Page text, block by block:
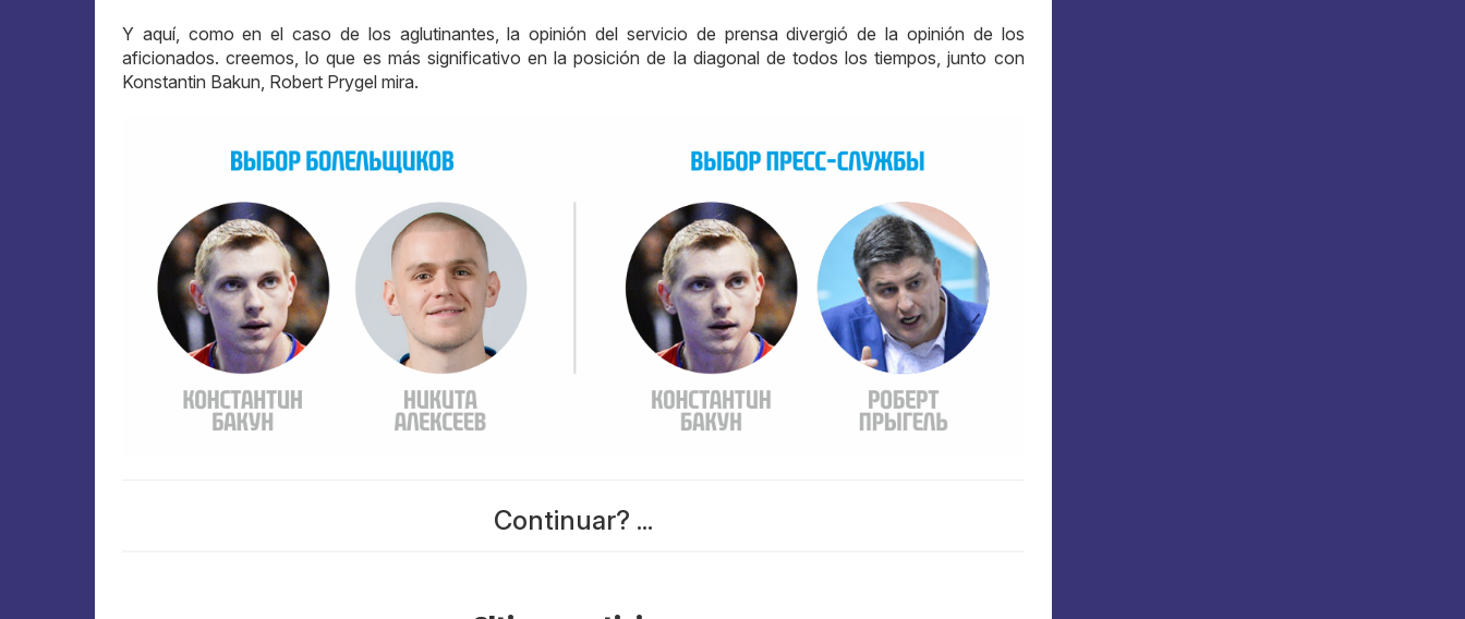
Y aquí, como en el caso de los aglutinantes, la opinión del servicio de prensa divergió de la opinión de los
aficionados. creemos, lo que es más significativo en la posición de la diagonal de todos los tiempos, junto con
Konstantin Bakun, Robert Prygel mira.
Continuar? ...